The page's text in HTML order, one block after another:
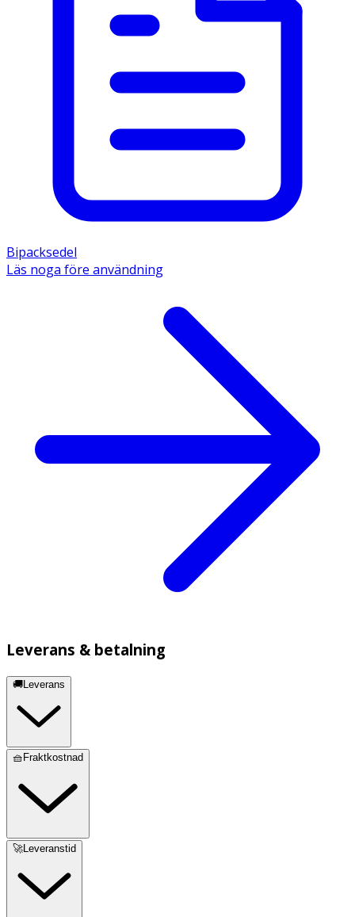
Bipacksedel
Läs noga före användning
Leverans & betalning
🚚Leverans
🧺Fraktkostnad
🚀Leveranstid